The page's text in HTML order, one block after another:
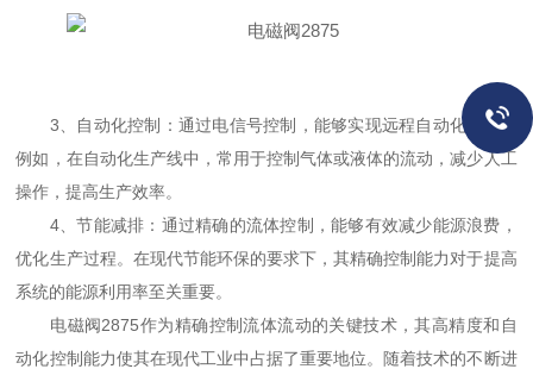
3、自动化控制：通过电信号控制，能够实现远程自动化操作。
例如，在自动化生产线中，常用于控制气体或液体的流动，减少人工
操作，提高生产效率。
4、节能减排：通过精确的流体控制，能够有效减少能源浪费，
优化生产过程。在现代节能环保的要求下，其精确控制能力对于提高
系统的能源利用率至关重要。
电磁阀2875作为精确控制流体流动的关键技术，其高精度和自
动化控制能力使其在现代工业中占据了重要地位。随着技术的不断进